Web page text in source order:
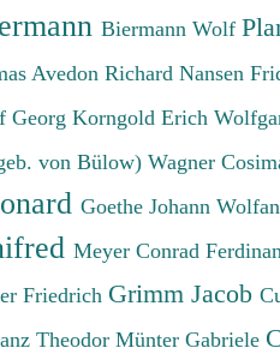
Biermann Wolf
Avedon Richard Nansen
Georg Korngold Erich
von Bülow) Wagner
Goethe Johann
Meyer Conrad
Friedrich Grimm Jacob
Theodor Münter Gabriele